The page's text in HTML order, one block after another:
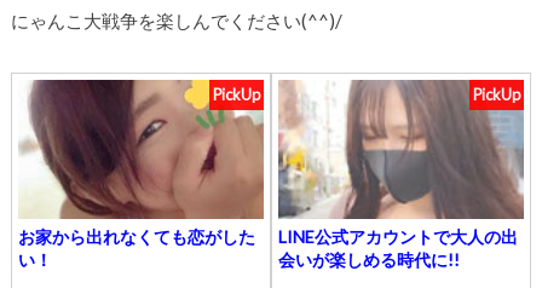
にゃんこ大戦争を楽しんでください(^^)/
PickUp
お家から出れなくても恋がした
い！
PickUp
LINE公式アカウントで大人の出
会いが楽しめる時代に!!